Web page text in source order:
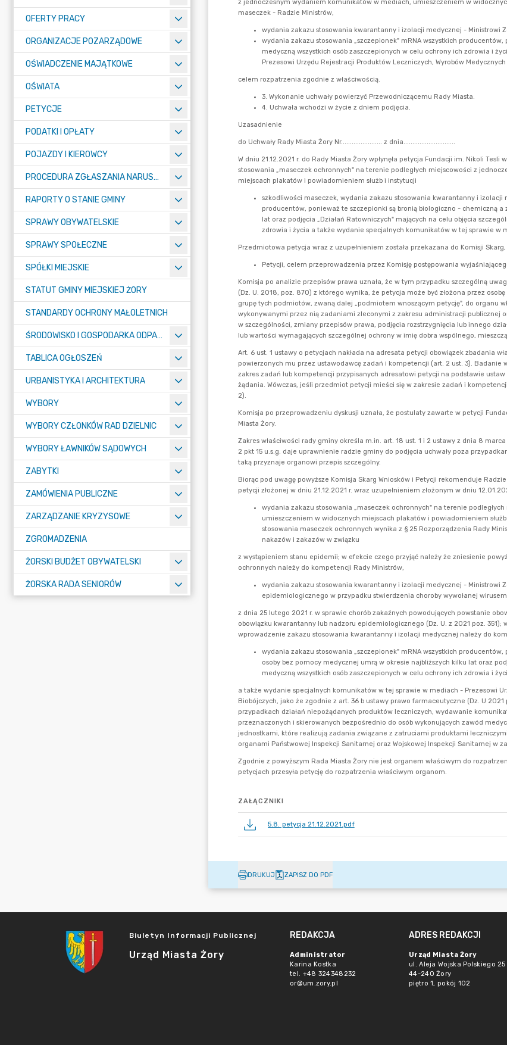
OFERTY PRACY
ORGANIZACJE POZARZĄDOWE
OŚWIADCZENIE MAJĄTKOWE
OŚWIATA
PETYCJE
PODATKI I OPŁATY
POJAZDY I KIEROWCY
PROCEDURA ZGŁASZANIA NARUSZEŃ PRAWA
RAPORTY O STANIE GMINY
SPRAWY OBYWATELSKIE
SPRAWY SPOŁECZNE
SPÓŁKI MIEJSKIE
STATUT GMINY MIEJSKIEJ ŻORY
STANDARDY OCHRONY MAŁOLETNICH
ŚRODOWISKO I GOSPODARKA ODPADAMI
TABLICA OGŁOSZEŃ
URBANISTYKA I ARCHITEKTURA
WYBORY
WYBORY CZŁONKÓW RAD DZIELNIC
WYBORY ŁAWNIKÓW SĄDOWYCH
ZABYTKI
ZAMÓWIENIA PUBLICZNE
ZARZĄDZANIE KRYZYSOWE
ZGROMADZENIA
ŻORSKI BUDŻET OBYWATELSKI
ŻORSKA RADA SENIORÓW
ZAŁĄCZNIKI
5.8. petycja 21.12.2021.pdf
DRUKUJ ZAPISZ DO PDF
Biuletyn Informacji Publicznej
Urząd Miasta Żory
REDAKCJA
Administrator
Karina Kostka
tel. +48 324348232
or@um.zory.pl
ADRES REDAKCJI
Urząd Miasta Żory
ul. Aleja Wojska Polskiego 25
44-240 Żory
piętro 1, pokój 102